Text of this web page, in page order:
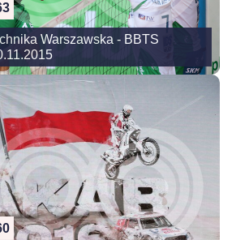
Warszawska - BBTS